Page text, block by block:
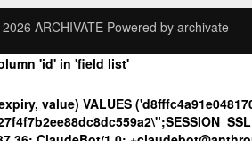
ARCHIVATE Powered by archivate
'id' in 'field list'
value) VALUES